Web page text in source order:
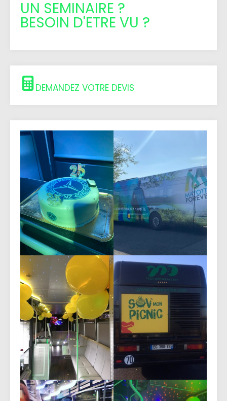
UN SEMINAIRE ?
BESOIN D'ETRE VU ?
DEMANDEZ VOTRE DEVIS